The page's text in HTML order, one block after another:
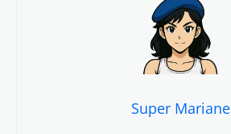
Super Mariane